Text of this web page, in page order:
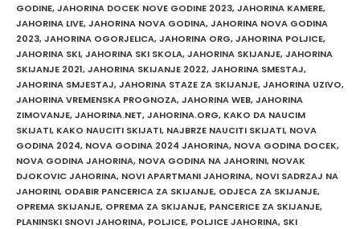
GODINE,JAHORINA DOCEK NOVE GODINE 2023,JAHORINA KAMERE,
JAHORINA LIVE,JAHORINA NOVA GODINA,JAHORINA NOVA GODINA
2023,JAHORINA OGORJELICA,JAHORINA ORG,JAHORINA POLJICE,
JAHORINA SKI,JAHORINA SKI SKOLA,JAHORINA SKIJANJE,JAHORINA
SKIJANJE 2021,JAHORINA SKIJANJE 2022,JAHORINA SMESTAJ,
JAHORINA SMJESTAJ,JAHORINA STAZE ZA SKIJANJE,JAHORINA UZIVO,
JAHORINA VREMENSKA PROGNOZA,JAHORINA WEB,JAHORINA
ZIMOVANJE,JAHORINA.NET,JAHORINA.ORG, KAKO DA NAUCIM
SKIJATI, KAKO NAUCITI SKIJATI, NAJBRZE NAUCITI SKIJATI, NOVA
GODINA 2024, NOVA GODINA 2024 JAHORINA, NOVA GODINA DOCEK,
NOVA GODINA JAHORINA, NOVA GODINA NA JAHORINI, NOVAK
DJOKOVIC JAHORINA, NOVI APARTMANI JAHORINA, NOVI SADRZAJ NA
JAHORINI, ODABIR PANCERICA ZA SKIJANJE, ODJECA ZA SKIJANJE,
OPREMA SKIJANJE, OPREMA ZA SKIJANJE, PANCERICE ZA SKIJANJE,
PLANINSKI SNOVI JAHORINA, POLJICE, POLJICE JAHORINA, SKI